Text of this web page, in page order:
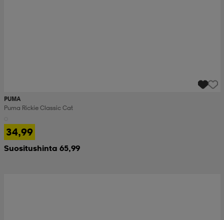
PUMA
Puma Rickie Classic Cat
34,99
Suositushinta 65,99